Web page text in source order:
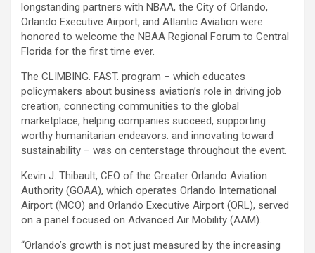
longstanding partners with NBAA, the City of Orlando,
Orlando Executive Airport, and Atlantic Aviation were
honored to welcome the NBAA Regional Forum to Central
Florida for the first time ever.
The CLIMBING. FAST. program – which educates
policymakers about business aviation’s role in driving job
creation, connecting communities to the global
marketplace, helping companies succeed, supporting
worthy humanitarian endeavors. and innovating toward
sustainability – was on centerstage throughout the event.
Kevin J. Thibault, CEO of the Greater Orlando Aviation
Authority (GOAA), which operates Orlando International
Airport (MCO) and Orlando Executive Airport (ORL), served
on a panel focused on Advanced Air Mobility (AAM).
“Orlando’s growth is not just measured by the increasing